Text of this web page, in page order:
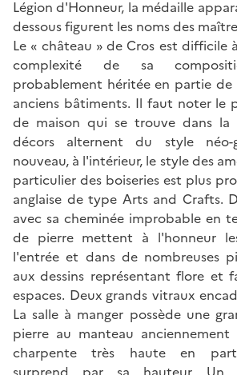
Légion d'Honneur, la médaille
dessous figurent les noms des
Le « château » de Cros est difficile
complexité de sa
probablement héritée en partie de
anciens bâtiments. Il faut noter le
de maison qui se trouve dans
décors alternent du style
nouveau, à l'intérieur, le style des
particulier des boiseries est plus
anglaise de type Arts and Crafts.
avec sa cheminée improbable en
de pierre mettent à l'honneur
l'entrée et dans de nombreuses
aux dessins représentant flore et
espaces. Deux grands vitraux
La salle à manger possède une
pierre au manteau
charpente très haute en